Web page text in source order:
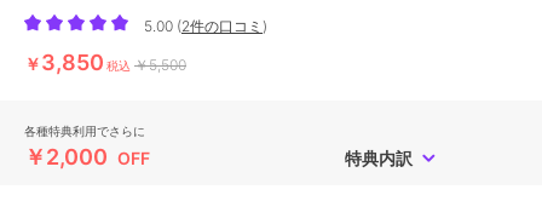
5.00 (2件の口コミ )
￥3,850 税込 ￥5,500
各種特典利用でさらに
￥2,000 OFF 特典内訳